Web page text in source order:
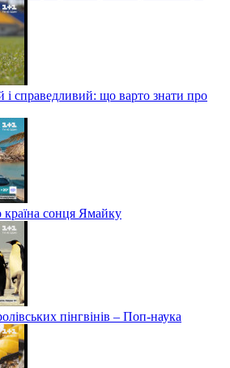
і справедливий: що варто знати про
країна сонця Ямайку
пінгвінів – Поп-наука